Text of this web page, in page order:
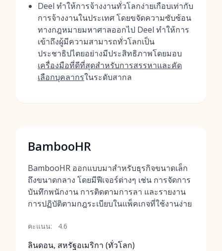
Deel ทำให้การจ้างงานทั่วโลกง่ายเกือบเท่ากับ
การจ้างงานในประเทศ โดยขจัดความซับซ้อน
ทางกฎหมายมหาศาลออกไป Deel ทำให้การ
เข้าถึงผู้มีความสามารถทั่วโลกเป็น
ประชาธิปไตยอย่างมีประสิทธิภาพโดยมอบ
เครื่องมือที่ดีที่สุดสำหรับการสรรหาและคัด
เลือกบุคลากรในระดับสากล
BambooHR
BambooHR ออกแบบมาสำหรับธุรกิจขนาดเล็ก
ถึงขนาดกลาง โดยมีฟีเจอร์ต่างๆ เช่น การจัดการ
บันทึกพนักงาน การติดตามการลา และรายงาน
การปฏิบัติตามกฎระเบียบในแพ็คเกจที่ใช้งานง่าย
คะแนน: 4.6
ลินดอน, สหรัฐอเมริกา (ทั่วโลก)